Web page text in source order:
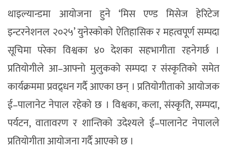
थाइल्यान्डमा आयोजना हुने ‘मिस एण्ड मिसेज हेरिटेज
इन्टरनेशनल २०२५’ युनेस्कोको ऐतिहासिक र महत्वपूर्ण सम्पदा
सूचिमा परेका विश्वका ४० देशका सहभागीता रहनेगर्छ ।
प्रतियोगीले आ–आफ्नो मुलुकको सम्पदा र संस्कृतिको समेत
कार्यक्रममा प्रवद्र्धन गर्दै आएका छन् । प्रतियोगीताको आयोजक
ई–पालानेट नेपाल रहेको छ । विश्वका, कला, संस्कृति, सम्पदा,
पर्यटन, वातावरण र शान्तिको उदेश्यले ई–पालानेट नेपालले
प्रतियोगीता आयोजना गर्दै आएको छ ।